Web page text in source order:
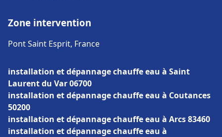
Zone intervention
Pont Saint Esprit, France
installation et dépannage chauffe eau à Saint
Laurent du Var 06700
installation et dépannage chauffe eau à Coutances
50200
installation et dépannage chauffe eau à Arcs 83460
installation et dépannage chauffe eau à